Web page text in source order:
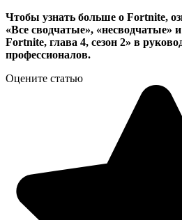
Чтобы узнать больше о Fortnite,
«Все сводчатые», «несводчатые»
Fortnite, глава 4, сезон 2» в
профессионалов.
Оцените статью